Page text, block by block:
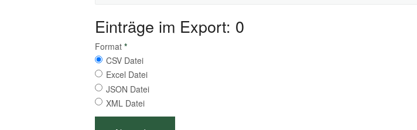
Einträge im Export: 0
Format *
CSV Datei
Excel Datei
JSON Datei
XML Datei